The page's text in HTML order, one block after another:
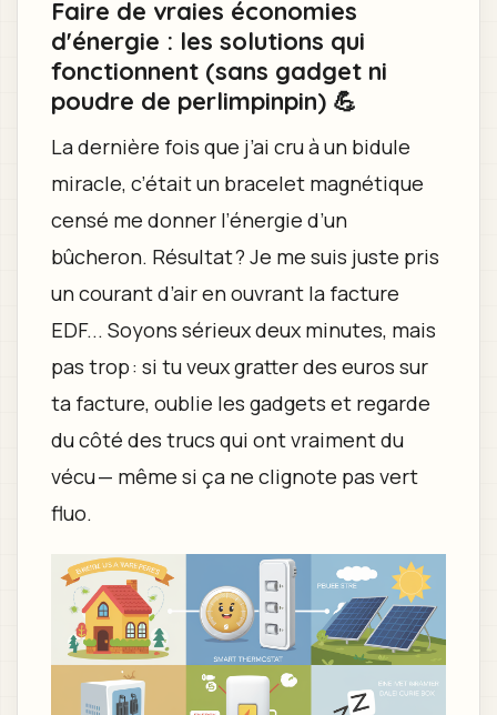
Faire de vraies économies
d'énergie : les solutions qui
fonctionnent (sans gadget ni
poudre de perlimpinpin) 💪
La dernière fois que j’ai cru à un bidule
miracle, c’était un bracelet magnétique
censé me donner l’énergie d’un
bûcheron. Résultat ? Je me suis juste pris
un courant d’air en ouvrant la facture
EDF... Soyons sérieux deux minutes, mais
pas trop : si tu veux gratter des euros sur
ta facture, oublie les gadgets et regarde
du côté des trucs qui ont vraiment du
vécu — même si ça ne clignote pas vert
fluo.